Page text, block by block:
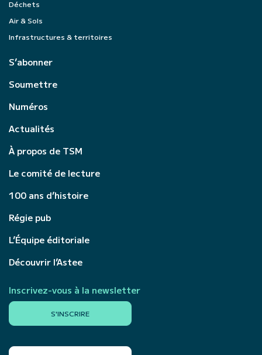
Déchets
Air & Sols
Infrastructures & territoires
S’abonner
Soumettre
Numéros
Actualités
À propos de TSM
Le comité de lecture
100 ans d’histoire
Régie pub
L’Équipe éditoriale
Découvrir l’Astee
Inscrivez-vous à la newsletter
S'INSCRIRE